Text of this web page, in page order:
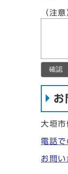
（注
確認
お
大垣
電話で
お問い